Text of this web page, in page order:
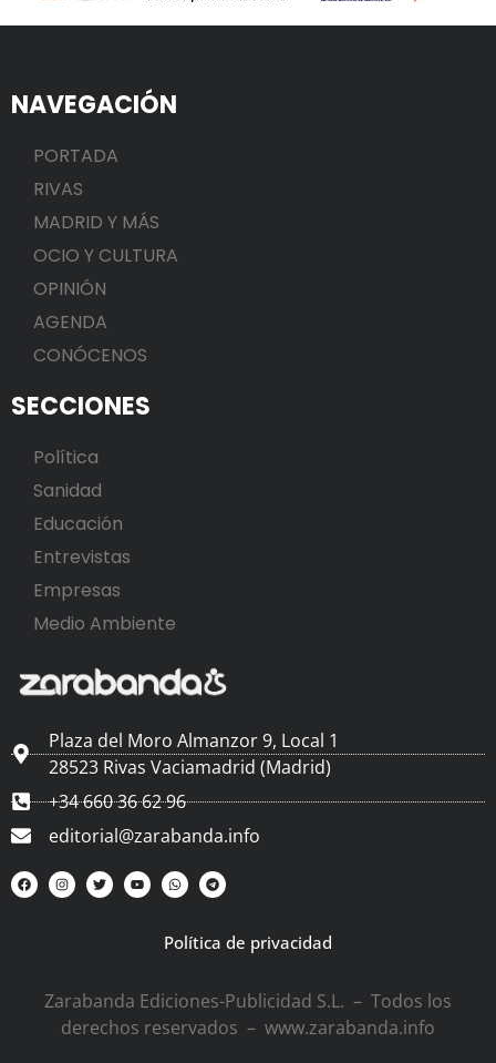
NAVEGACIÓN
PORTADA
RIVAS
MADRID Y MÁS
OCIO Y CULTURA
OPINIÓN
AGENDA
CONÓCENOS
SECCIONES
Política
Sanidad
Educación
Entrevistas
Empresas
Medio Ambiente
Plaza del Moro Almanzor 9, Local 1
28523 Rivas Vaciamadrid (Madrid)
+34 660 36 62 96
editorial@zarabanda.info
Política de privacidad
Zarabanda Ediciones-Publicidad S.L. – Todos los
derechos reservados – www.zarabanda.info